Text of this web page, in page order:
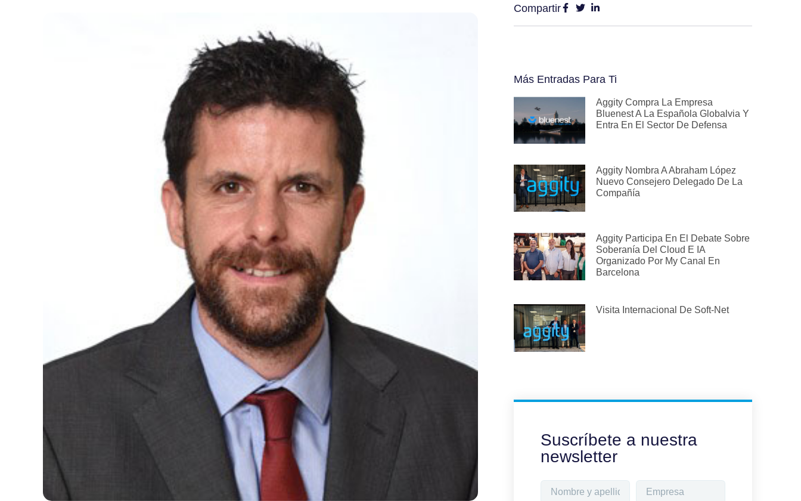
Compartir
Más Entradas Para Ti
Aggity Compra La Empresa
Bluenest A La Española Globalvia Y
Entra En El Sector De Defensa
Aggity Nombra A Abraham López
Nuevo Consejero Delegado De La
Compañía
Aggity Participa En El Debate Sobre
Soberanía Del Cloud E IA
Organizado Por My Canal En
Barcelona
Visita Internacional De Soft-Net
Suscríbete a nuestra
newsletter